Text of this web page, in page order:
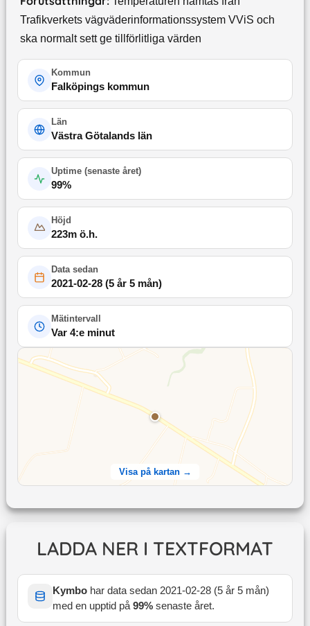
Trafikverkets vägväderinformationssystem VViS och
ska normalt sett ge tillförlitliga värden
Kommun
Falköpings kommun
Län
Västra Götalands län
Uptime (senaste året)
99%
Höjd
223m ö.h.
Data sedan
2021-02-28(5 år 5 mån)
Mätintervall
Var 4:e minut
Visa på kartan →
LADDA NER I TEXTFORMAT
Kymbohar data sedan 2021-02-28(5 år 5 mån)
med en upptid på99% senaste året.